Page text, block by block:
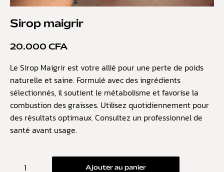
Sirop maigrir
20.000 CFA
Le Sirop Maigrir est votre allié pour une perte de poids
naturelle et saine. Formulé avec des ingrédients
sélectionnés, il soutient le métabolisme et favorise la
combustion des graisses. Utilisez quotidiennement pour
des résultats optimaux. Consultez un professionnel de
santé avant usage.
Ajouter au panier